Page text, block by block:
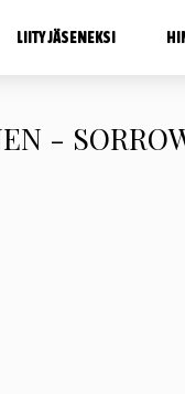
LIITY JÄSENEKSI
-